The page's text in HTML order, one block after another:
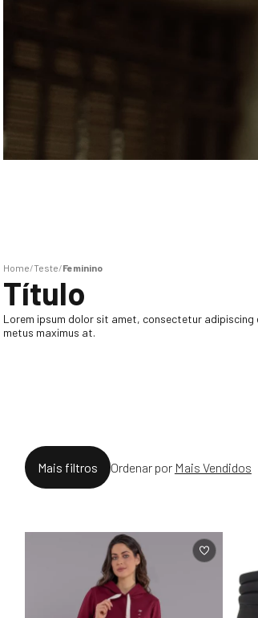
Teste Feminino
Título
Lorem ipsum dolor sit amet, consectetur adipiscing
metus maximus at.
Mais Vendidos